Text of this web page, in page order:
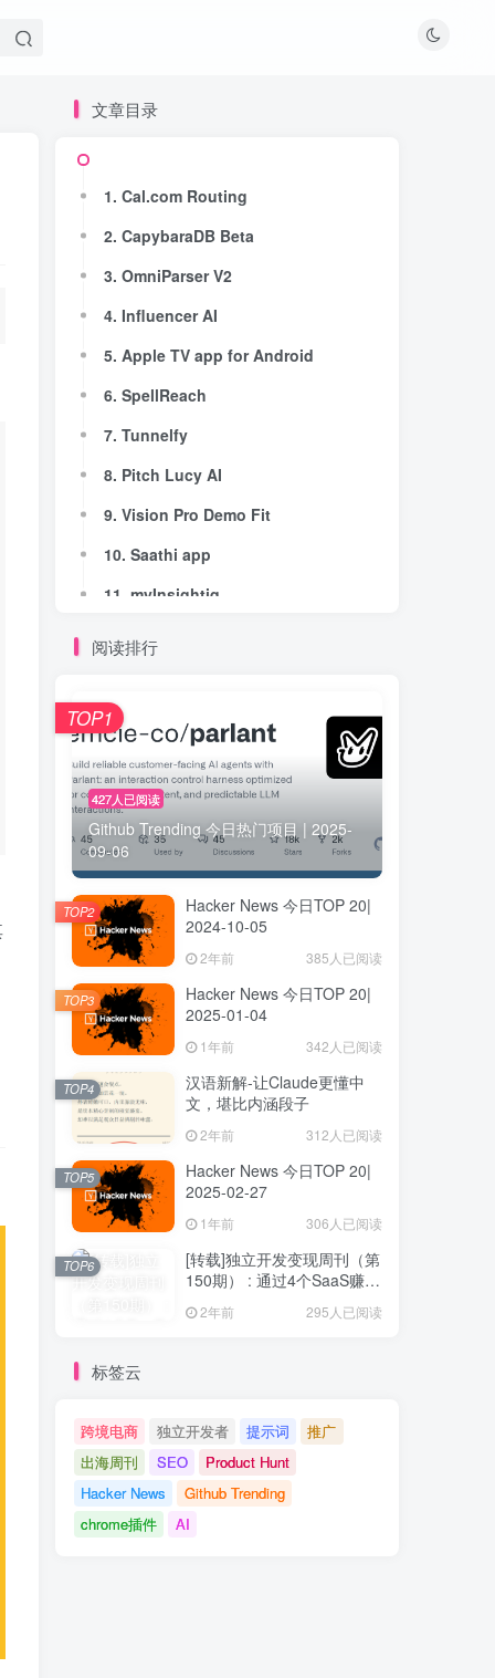
文章目录
1. Cal.com Routing
2. CapybaraDB Beta
3. OmniParser V2
4. Influencer AI
5. Apple TV app for Android
6. SpellReach
7. Tunnelfy
8. Pitch Lucy AI
9. Vision Pro Demo Fit
10. Saathi app
11. myInsightiq
12. Evatt AI
14. AudioToText.xyz
15. Novagems
16. NicheBay
17. AppsByLuke
18. AutoScripter AI
19. FigwebX
20. Influway
文章目录
1. Cal.com Routing
2. CapybaraDB Beta
3. OmniParser V2
4. Influencer AI
5. Apple TV app for Android
6. SpellReach
7. Tunnelfy
8. Pitch Lucy AI
9. Vision Pro Demo Fit
10. Saathi app
11. myInsightiq
12. Evatt AI
14. AudioToText.xyz
15. Novagems
16. NicheBay
17. AppsByLuke
18. AutoScripter AI
19. FigwebX
20. Influway
阅读排行
427人已阅读
Github Trending 今日热门项目 | 2025-
09-06
TOP1
Hacker News 今日TOP 20|
2024-10-05
2年前 385人已阅读
TOP2
Hacker News 今日TOP 20|
2025-01-04
1年前 342人已阅读
TOP3
汉语新解-让Claude更懂中
文，堪比内涵段子
2年前 312人已阅读
TOP4
Hacker News 今日TOP 20|
2025-02-27
1年前 306人已阅读
TOP5
[转载]独立开发变现周刊（第
150期） : 通过4个SaaS赚取
2年前 295人已阅读
TOP6
标签云
跨境电商 独立开发者 提示词
推广
出海周刊
SEO
Product Hunt
Hacker News
Github Trending
chrome插件
AI